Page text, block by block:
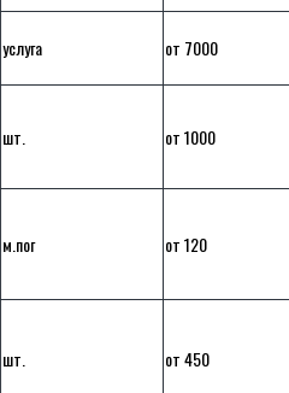
услуга от 7000
шт. от 1000
м.пог от 120
шт. от 450